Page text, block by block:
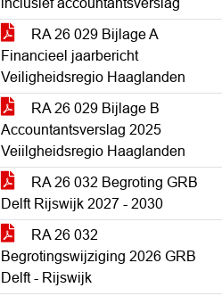
inclusief accountantsverslag
RA 26 029 Bijlage A
Financieel jaarbericht
Veiligheidsregio Haaglanden
RA 26 029 Bijlage B
Accountantsverslag 2025
Veiilgheidsregio Haaglanden
RA 26 032 Begroting GRB
Delft Rijswijk 2027 - 2030
RA 26 032
Begrotingswijziging 2026 GRB
Delft - Rijswijk